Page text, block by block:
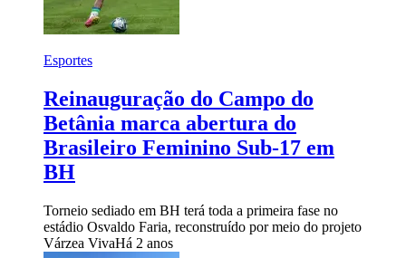
Esportes
Reinauguração do Campo do
Betânia marca abertura do
Brasileiro Feminino Sub-17 em
BH
Torneio sediado em BH terá toda a primeira fase no
estádio Osvaldo Faria, reconstruído por meio do projeto
Várzea VivaHá 2 anos